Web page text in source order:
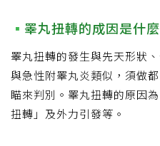
睪丸扭轉的成因是什麼
睪丸扭轉的發生與先天形狀
與急性附睪丸炎類似，須做
瞄來判別。睪丸扭轉的原因
扭轉」及外力引發等。